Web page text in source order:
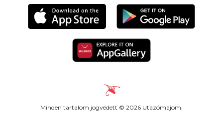
Minden tartalom jogvédett © 2026 Utazómajom.